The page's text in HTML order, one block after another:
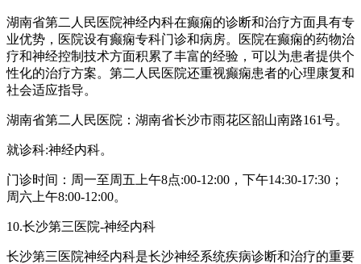
湖南省第二人民医院神经内科在癫痫的诊断和治疗方面具有专
业优势，医院设有癫痫专科门诊和病房。医院在癫痫的药物治
疗和神经控制技术方面积累了丰富的经验，可以为患者提供个
性化的治疗方案。第二人民医院还重视癫痫患者的心理康复和
社会适应指导。
湖南省第二人民医院：湖南省长沙市雨花区韶山南路161号。
就诊科:神经内科。
门诊时间：周一至周五上午8点:00-12:00，下午14:30-17:30；
周六上午8:00-12:00。
10.长沙第三医院-神经内科
长沙第三医院神经内科是长沙神经系统疾病诊断和治疗的重要